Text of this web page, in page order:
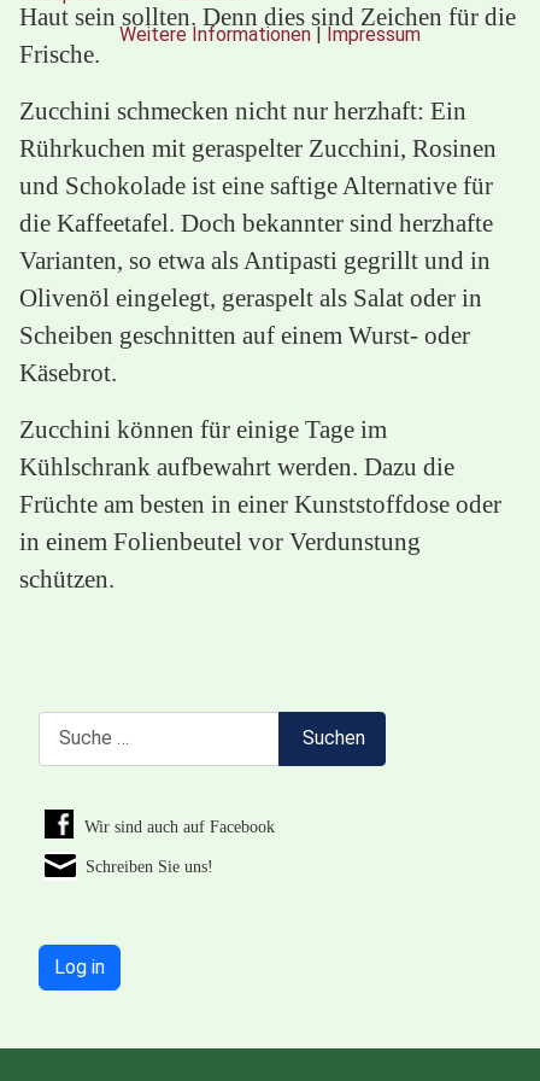
Haut sein sollten. Denn dies sind Zeichen für die
Frische.
Zucchini schmecken nicht nur herzhaft: Ein
Rührkuchen mit geraspelter Zucchini, Rosinen
und Schokolade ist eine saftige Alternative für
die Kaffeetafel. Doch bekannter sind herzhafte
Varianten, so etwa als Antipasti gegrillt und in
Olivenöl eingelegt, geraspelt als Salat oder in
Scheiben geschnitten auf einem Wurst- oder
Käsebrot.
Zucchini können für einige Tage im
Kühlschrank aufbewahrt werden. Dazu die
Früchte am besten in einer Kunststoffdose oder
in einem Folienbeutel vor Verdunstung
schützen.
Suchen
Wir sind auch auf Facebook
Schreiben Sie uns!
Log in
Weitere Informationen | Impressum